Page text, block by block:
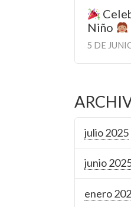
Niño
5 DE
julio 2025
junio
enero